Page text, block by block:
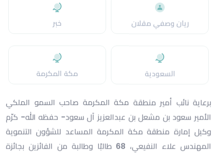
للتعليم بمنطقة مكة المكرمة بالحضور، مؤكدًا أن جائزة "منافس"
تُعد منصة وطنية محفزة للإبداع والتميز، تسهم في اكتشاف
يعزز بناء جيل قادر على التنافس والريادة.
وأشار إلى أن الجائزة تجسد توجهات القيادة الرشيدة في الاستثمار
تضع التعليم والمعرفة في صميم التنمية المستدامة وبناء اقتصاد
قائم على الابتكار.
كما عبّر عن شكره وتقديره للقيادة الحكيمة –حفظها الله– على
دعمها المستمر لمسيرة التعليم، وتمكين أبناء وبنات الوطن،